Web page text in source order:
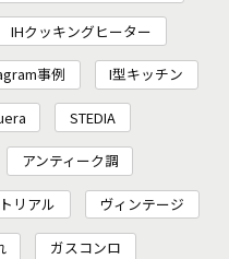
IHクッキングヒーター
事例 I型キッチン
STEDIA
アンティーク調
リアル ヴィンテージ
ガスコンロ